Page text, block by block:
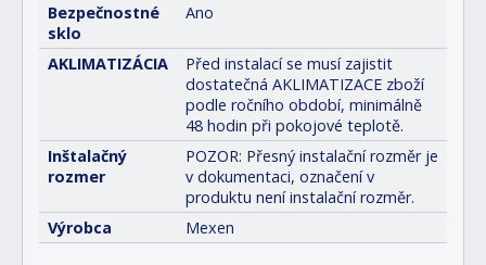
Bezpečnostné
sklo
Ano
AKLIMATIZÁCIA
Před instalací se musí zajistit
dostatečná AKLIMATIZACE zboží
podle ročního období, minimálně
48 hodin při pokojové teplotě.
Inštalačný
rozmer
POZOR: Přesný instalační rozměr je
v dokumentaci, označení v
produktu není instalační rozměr.
Výrobca
Mexen